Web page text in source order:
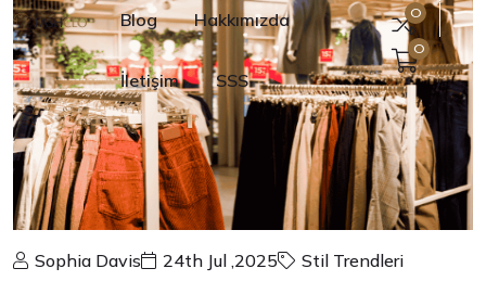
Blog Hakkımızda
İletişim SSS
0
0
Sophia Davis 24th Jul ,2025 Stil Trendleri